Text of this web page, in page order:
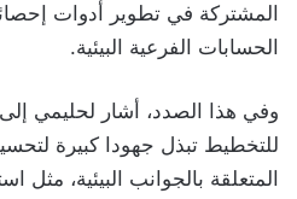
المشتركة في تطوير أدوات
الحسابات الفرعية البيئية.
وفي هذا الصدد، أشار لحليمي إلى
للتخطيط تبذل جهودا كبيرة
المتعلقة بالجوانب البيئية، مثل